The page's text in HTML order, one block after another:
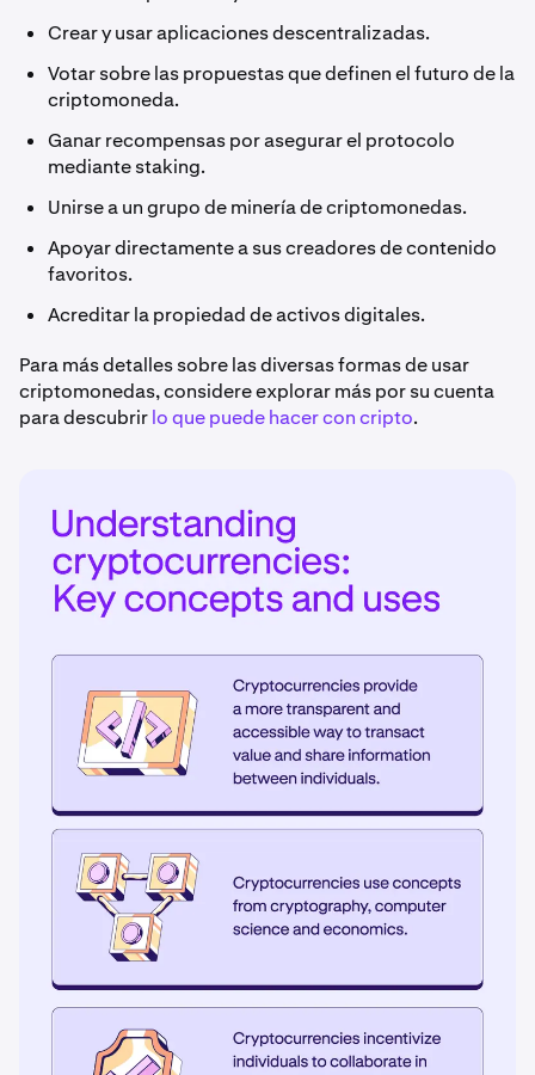
Crear y usar aplicaciones descentralizadas.
Votar sobre las propuestas que definen el futuro de la
criptomoneda.
Ganar recompensas por asegurar el protocolo
mediante staking.
Unirse a un grupo de minería de criptomonedas.
Apoyar directamente a sus creadores de contenido
favoritos.
Acreditar la propiedad de activos digitales.
Para más detalles sobre las diversas formas de usar
criptomonedas, considere explorar más por su cuenta
para descubrirlo que puede hacer con cripto.